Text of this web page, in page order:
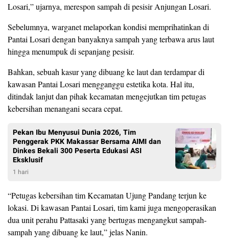
Losari,” ujarnya, merespon sampah di pesisir Anjungan Losari.
Sebelumnya, warganet melaporkan kondisi memprihatinkan di
Pantai Losari dengan banyaknya sampah yang terbawa arus laut
hingga menumpuk di sepanjang pesisir.
Bahkan, sebuah kasur yang dibuang ke laut dan terdampar di
kawasan Pantai Losari mengganggu estetika kota. Hal itu,
ditindak lanjut dan pihak kecamatan mengejutkan tim petugas
kebersihan menangani secara cepat.
Pekan Ibu Menyusui Dunia 2026, Tim
Penggerak PKK Makassar Bersama AIMI dan
Dinkes Bekali 300 Peserta Edukasi ASI
Eksklusif
1 hari
“Petugas kebersihan tim Kecamatan Ujung Pandang terjun ke
lokasi. Di kawasan Pantai Losari, tim kami juga mengoperasikan
dua unit perahu Pattasaki yang bertugas mengangkut sampah-
sampah yang dibuang ke laut,” jelas Nanin.